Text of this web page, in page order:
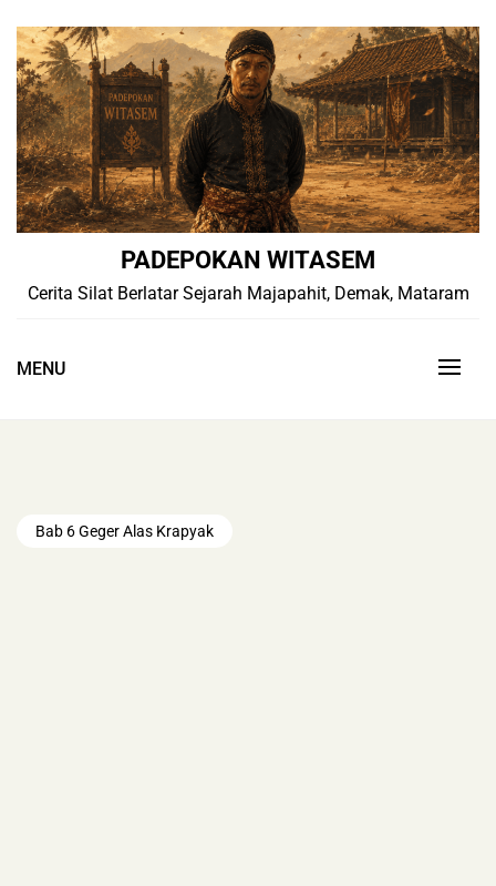
content
PADEPOKAN WITASEM
Cerita Silat Berlatar Sejarah Majapahit, Demak, Mataram
MENU
Bab 6 Geger Alas Krapyak